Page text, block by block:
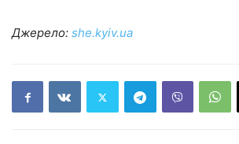
Джерело: she.kyiv.ua